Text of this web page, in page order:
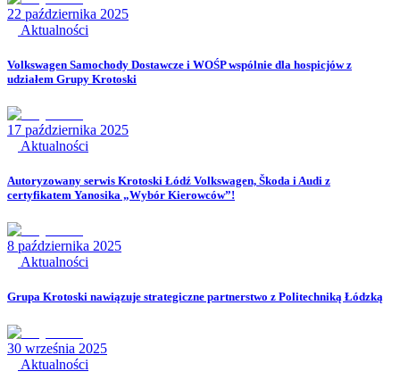
22 października 2025
Aktualności
Volkswagen Samochody Dostawcze i WOŚP wspólnie dla hospicjów z
udziałem Grupy Krotoski
17 października 2025
Aktualności
Autoryzowany serwis Krotoski Łódź Volkswagen, Škoda i Audi z
certyfikatem Yanosika „Wybór Kierowców”!
8 października 2025
Aktualności
Grupa Krotoski nawiązuje strategiczne partnerstwo z Politechniką Łódzką
30 września 2025
Aktualności